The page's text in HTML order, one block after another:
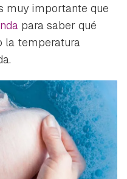
muy importante que
para saber qué
la temperatura